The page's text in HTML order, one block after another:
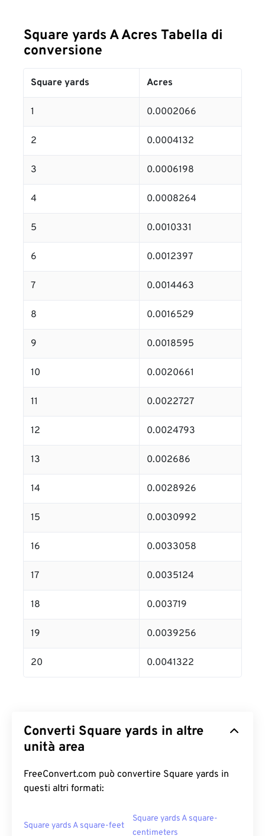
Square yards A Acres Tabella di
conversione
Square yards Acres
1 0.0002066
2 0.0004132
3 0.0006198
4 0.0008264
5 0.0010331
6 0.0012397
7 0.0014463
8 0.0016529
9 0.0018595
10 0.0020661
11 0.0022727
12 0.0024793
13 0.002686
14 0.0028926
15 0.0030992
16 0.0033058
17 0.0035124
18 0.003719
19 0.0039256
20 0.0041322
Converti Square yards in altre
unità area
FreeConvert.com può convertire Square yards in
questi altri formati:
Square yards A square-feet
Square yards A square-
centimeters